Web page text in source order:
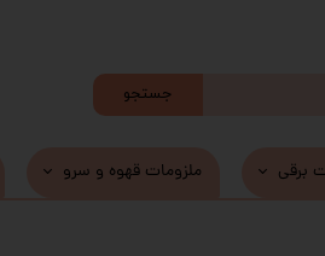
جستجو
برقی ملزومات قهوه و سرو